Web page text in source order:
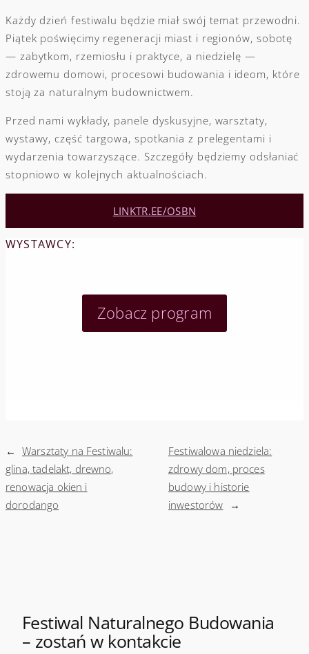
Każdy dzień festiwalu będzie miał swój temat przewodni.
Piątek poświęcimy regeneracji miast i regionów, sobotę
— zabytkom, rzemiosłu i praktyce, a niedzielę —
zdrowemu domowi, procesowi budowania i ideom, które
stoją za naturalnym budownictwem.
Przed nami wykłady, panele dyskusyjne, warsztaty,
wystawy, część targowa, spotkania z prelegentami i
wydarzenia towarzyszące. Szczegóły będziemy odsłaniać
stopniowo w kolejnych aktualnościach.
LINKTR.EE/OSBN
WYSTAWCY:
Zobacz program
← Warsztaty na Festiwalu:
glina, tadelakt, drewno,
renowacja okien i
dorodango
Festiwalowa niedziela:
zdrowy dom, proces
budowy i historie
inwestorów
→
Festiwal Naturalnego Budowania
– zostań w kontakcie